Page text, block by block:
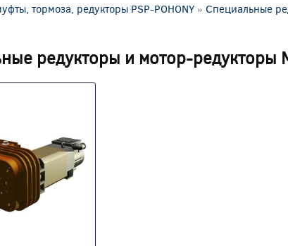
тормоза, редукторы PSP-POHONY » Специальные
редукторы и мотор-редукторы